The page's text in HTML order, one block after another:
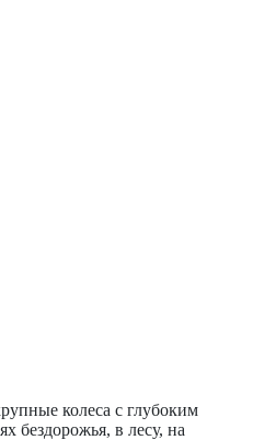
колеса с глубоким
бездорожья, в лесу, на